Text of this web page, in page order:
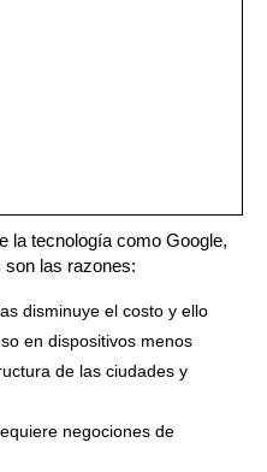
la tecnología como Google,
las razones:
disminuye el costo y ello
en dispositivos menos
de las ciudades y
negociones de